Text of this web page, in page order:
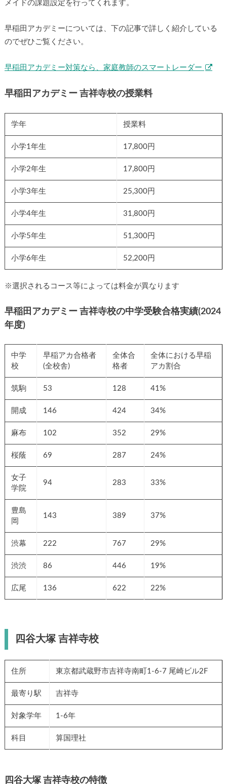
メイドの課題設定を行ってくれます。
早稲田アカデミーについては、下の記事で詳しく紹介している
のでぜひご覧ください。
早稲田アカデミー対策なら、家庭教師のスマートレーダー
早稲田アカデミー 吉祥寺校の授業料
学年 授業料
小学1年生 17,800円
小学2年生 17,800円
小学3年生 25,300円
小学4年生 31,800円
小学5年生 51,300円
小学6年生 52,200円
※選択されるコース等によっては料金が異なります
早稲田アカデミー 吉祥寺校の中学受験合格実績(2024
年度)
中学
校
早稲アカ合格者
(全校舎)
全体合
格者
全体における早稲
アカ割合
筑駒 53 128 41%
開成 146 424 34%
麻布 102 352 29%
桜蔭 69 287 24%
女子
学院
94 283 33%
豊島
岡
143 389 37%
渋幕 222 767 29%
渋渋 86 446 19%
広尾 136 622 22%
四谷大塚 吉祥寺校
住所 東京都武蔵野市吉祥寺南町1-6-7 尾崎ビル2F
最寄り駅 吉祥寺
対象学年 1-6年
科目 算国理社
四谷大塚 吉祥寺校の特徴